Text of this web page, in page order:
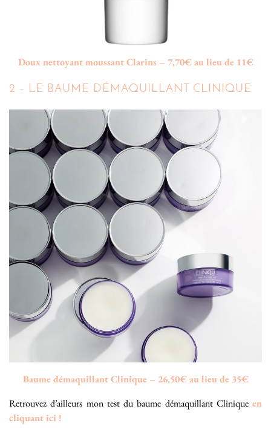
Doux nettoyant moussant Clarins – 7,70€ au lieu de 11€
2 – LE BAUME DÉMAQUILLANT CLINIQUE
Baume démaquillant Clinique – 26,50€ au lieu de 35€
Retrouvez d’ailleurs mon test du baume démaquillant Clinique en
cliquant ici !